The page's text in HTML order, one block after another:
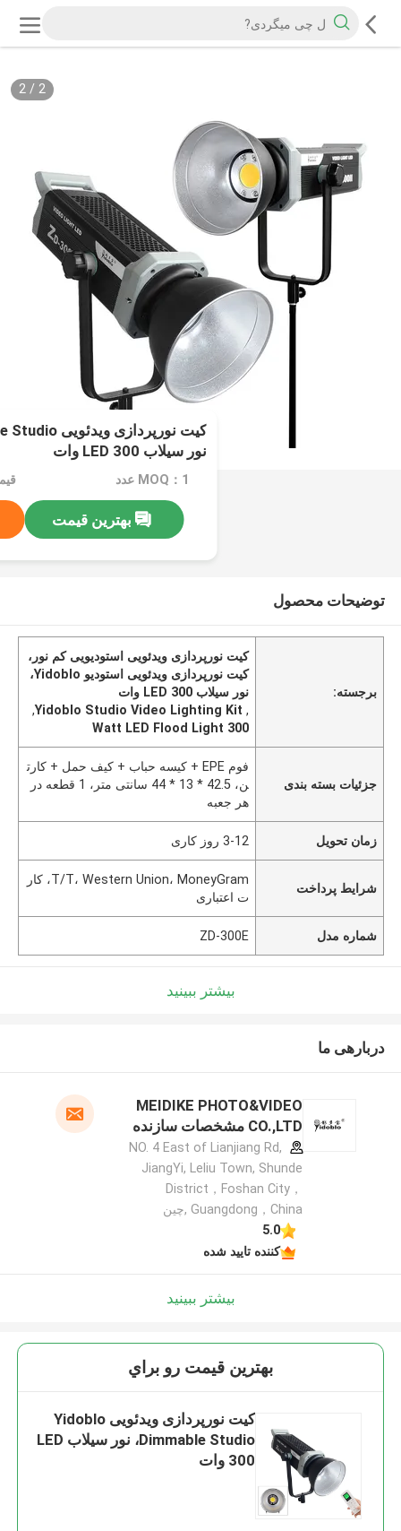
2
/
2
نور سیلاب LED 300 وات
MOQ：1 عدد
بهترین قیمت
توضیحات محصول
برجسته:
کیت نورپردازی ویدئویی استودیویی کم نور،
کیت نورپردازی ویدئویی استودیو Yidoblo،
نور سیلاب LED 300 وات
,
Yidoblo Studio Video Lighting Kit
,
300 Watt LED Flood Light
جزئیات بسته بندی
فوم EPE + کیسه حباب + کیف حمل + کارت
ن، 42.5 * 13 * 44 سانتی متر، 1 قطعه در
هر جعبه
زمان تحویل 3-12 روز کاری
شرایط پرداخت
T/T، Western Union، MoneyGram، کار
ت اعتباری
شماره مدل ZD-300E
بیشتر ببینید
دربارهی ما
MEIDIKE PHOTO&VIDEO
CO.,LTD مشخصات سازنده
NO. 4 East of Lianjiang Rd,
JiangYi, Leliu Town, Shunde
District，Foshan City，
Guangdong，China ,چین
5.0
کننده تایید شده
بیشتر ببینید
بهترين قيمت رو براي
کیت نورپردازی ویدئویی Yidoblo
Dimmable Studio، نور سیلاب LED
300 وات